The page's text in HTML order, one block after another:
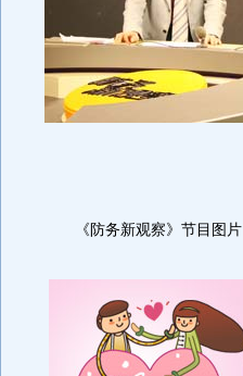
《防务新观察》节目图片